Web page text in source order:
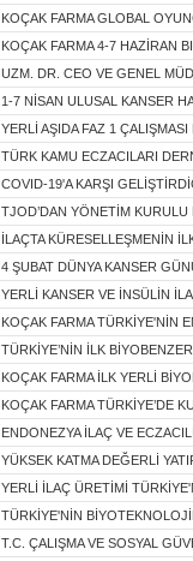
KOÇAK FARMA GLOBAL
KOÇAK FARMA 4-7 HAZİRAN
UZM. DR. CEO VE GENEL
1-7 NİSAN ULUSAL KANSER
YERLİ AŞIDA FAZ 1 ÇALIŞMASI
TÜRK KAMU ECZACILARI
COVID-19'A KARŞI
TJOD’DAN YÖNETİM KURULU
İLAÇTA KÜRESELLEŞMENİN
4 ŞUBAT DÜNYA KANSER
YERLİ KANSER VE İNSÜLİN
KOÇAK FARMA TÜRKİYE'NİN
TÜRKİYE’NİN İLK BİYOBENZER
KOÇAK FARMA İLK YERLİ
KOÇAK FARMA TÜRKİYE’DE
ENDONEZYA İLAÇ VE
YÜKSEK KATMA DEĞERLİ
YERLİ İLAÇ ÜRETİMİ
TÜRKİYE'NİN
T.C. ÇALIŞMA VE SOSYAL